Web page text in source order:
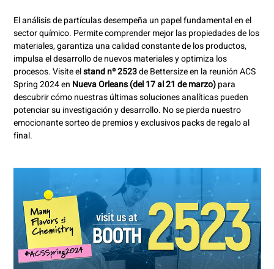
El análisis de partículas desempeña un papel fundamental en el
sector químico. Permite comprender mejor las propiedades de los
materiales, garantiza una calidad constante de los productos,
impulsa el desarrollo de nuevos materiales y optimiza los
procesos. Visite elstand nº 2523de Bettersize en la reunión ACS
Spring 2024 en Nueva Orleans (del 17 al 21 de marzo)para
descubrir cómo nuestras últimas soluciones analíticas pueden
potenciar su investigación y desarrollo. No se pierda nuestro
emocionante sorteo de premios y exclusivos packs de regalo al
final.